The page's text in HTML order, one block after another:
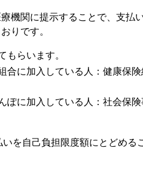
機関に提示することで、支払
りです。
らいます。
に加入している人：健康保
に加入している人：社会保
を自己負担限度額にとどめる